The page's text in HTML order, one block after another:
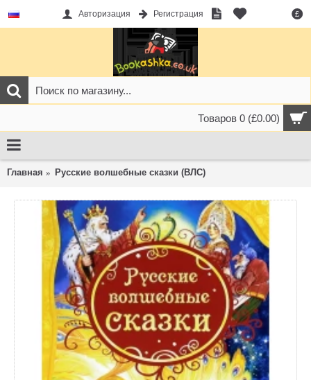
£
Авторизация Регистрация
Товаров 0 (£0.00)
Главная Русские волшебные сказки (ВЛС)